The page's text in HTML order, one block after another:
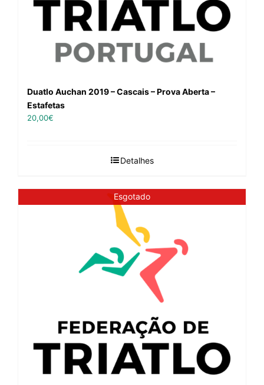
Duatlo Auchan 2019 – Cascais – Prova Aberta –
Estafetas
20,00€
Detalhes
Esgotado